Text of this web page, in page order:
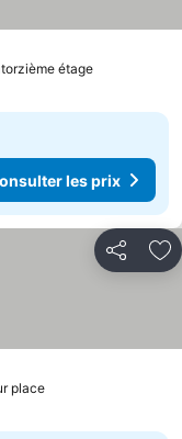
étageConsulter
les prix
les prix
Partager
placeConsulter les